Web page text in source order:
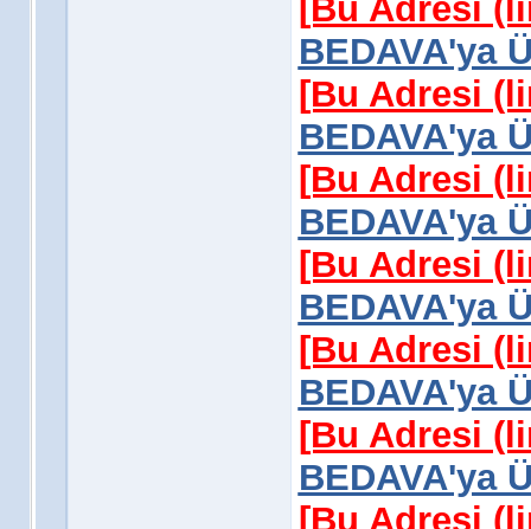
[Bu Adresi
BEDAVA'ya
[Bu Adresi
BEDAVA'ya
[Bu Adresi
BEDAVA'ya
[Bu Adresi
BEDAVA'ya
[Bu Adresi
BEDAVA'ya
[Bu Adresi
BEDAVA'ya
[Bu Adresi